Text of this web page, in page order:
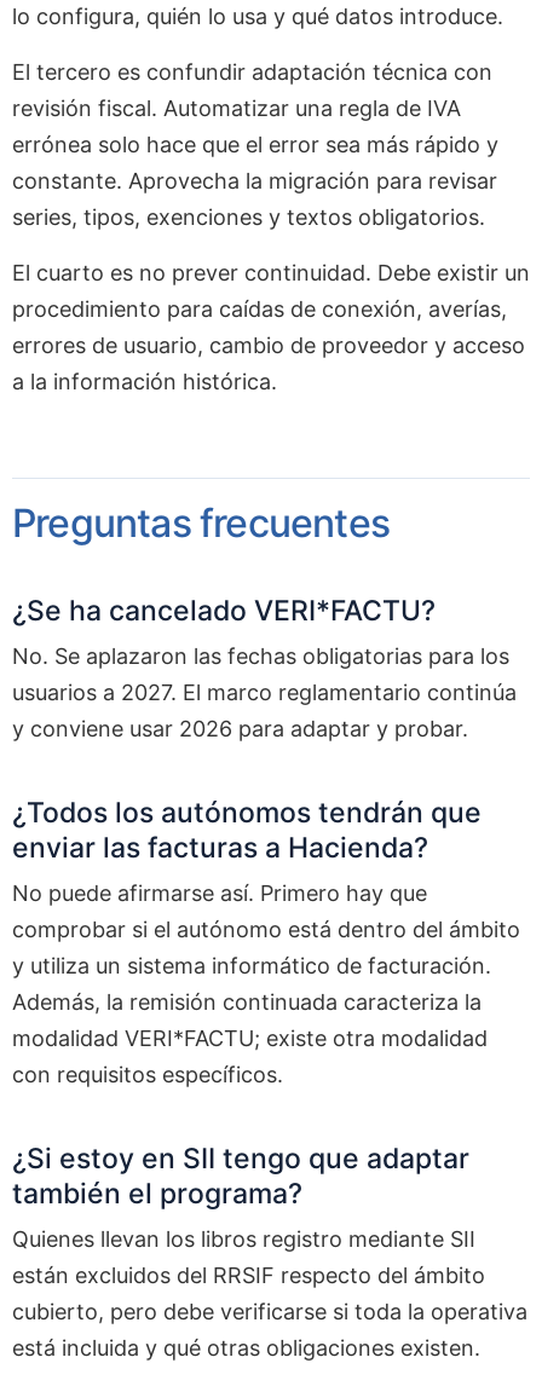
lo configura, quién lo usa y qué datos introduce.
El tercero es confundir adaptación técnica con
revisión fiscal. Automatizar una regla de IVA
errónea solo hace que el error sea más rápido y
constante. Aprovecha la migración para revisar
series, tipos, exenciones y textos obligatorios.
El cuarto es no prever continuidad. Debe existir un
procedimiento para caídas de conexión, averías,
errores de usuario, cambio de proveedor y acceso
a la información histórica.
Preguntas frecuentes
¿Se ha cancelado VERI*FACTU?
No. Se aplazaron las fechas obligatorias para los
usuarios a 2027. El marco reglamentario continúa
y conviene usar 2026 para adaptar y probar.
¿Todos los autónomos tendrán que
enviar las facturas a Hacienda?
No puede afirmarse así. Primero hay que
comprobar si el autónomo está dentro del ámbito
y utiliza un sistema informático de facturación.
Además, la remisión continuada caracteriza la
modalidad VERI*FACTU; existe otra modalidad
con requisitos específicos.
¿Si estoy en SII tengo que adaptar
también el programa?
Quienes llevan los libros registro mediante SII
están excluidos del RRSIF respecto del ámbito
cubierto, pero debe verificarse si toda la operativa
está incluida y qué otras obligaciones existen.